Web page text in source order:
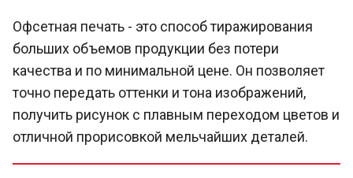
Офсетная печать - это способ тиражирования
больших объемов продукции без потери
качества и по минимальной цене. Он позволяет
точно передать оттенки и тона изображений,
получить рисунок с плавным переходом цветов и
отличной прорисовкой мельчайших деталей.